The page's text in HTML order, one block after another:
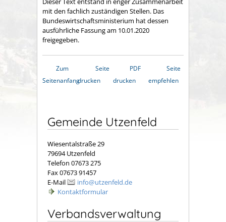
mit den fachlich zuständigen Stellen. Das
Bundeswirtschaftsministerium hat dessen
ausführliche Fassung am 10.01.2020
freigegeben.
Zum
Seitenanfang
Seite
drucken
PDF
drucken
Seite
empfehlen
Gemeinde Utzenfeld
Wiesentalstraße 29
79694 Utzenfeld
Telefon 07673 275
Fax 07673 91457
E-Mail
info@utzenfeld.de
Kontaktformular
Verbandsverwaltung